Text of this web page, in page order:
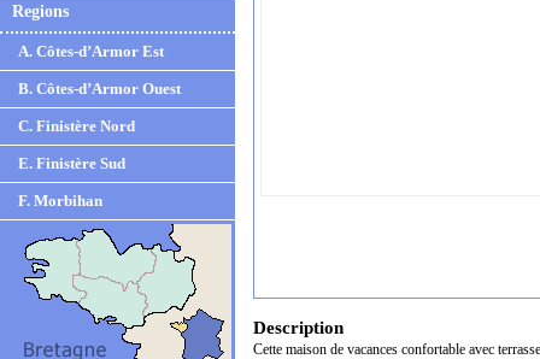
Regions
A. Côtes-d’Armor Est
B. Côtes-d’Armor Ouest
C. Finistère Nord
E. Finistère Sud
F. Morbihan
Description
Cette maison de vacances confortable avec